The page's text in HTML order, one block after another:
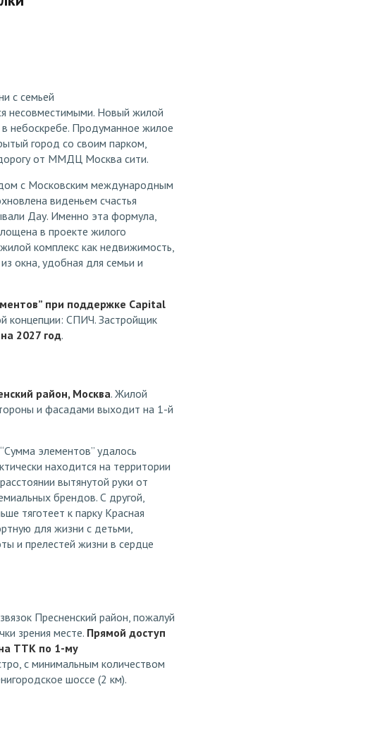
с семьей
несовместимыми. Новый жилой
небоскребе. Продуманное жилое
город со своим парком,
от ММДЦ Москва сити.
с Московским международным
виденьем счастья
Дау. Именно эта формула,
в проекте жилого
комплекс как недвижимость,
окна, удобная для семьи и
при поддержке Capital
концепции: СПИЧ. Застройщик
2027 год.
район, Москва. Жилой
и фасадами выходит на 1-й
элементов” удалось
находится на территории
вытянутой руки от
брендов. С другой,
тяготеет к парку Красная
для жизни с детьми,
и прелестей жизни в сердце
Пресненский район, пожалуй
зрения месте. Прямой доступ
ТТК по 1-му
с минимальным количеством
шоссе (2 км).